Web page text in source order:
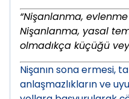
“Nişanlanma,
Nişanlanma, yasal
olmadıkça küçüğü
Nişanın sona ermesi,
anlaşmazlıkların ve